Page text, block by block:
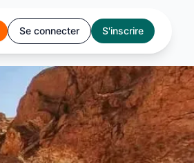
Se connecter S'inscrire